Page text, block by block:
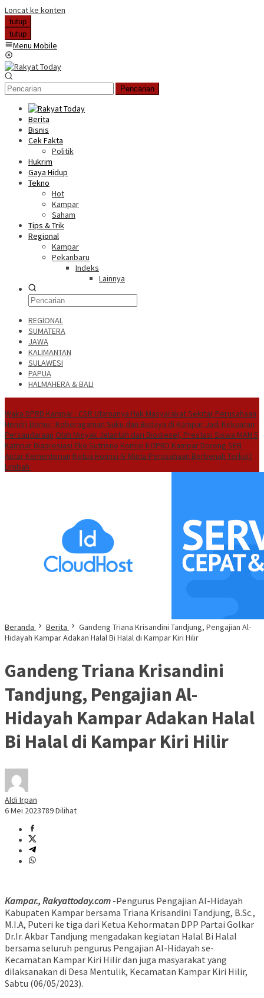
Loncat ke konten
tutup
tutup
Menu Mobile
Pencarian
Berita
Bisnis
Cek Fakta
Politik
Hukrim
Gaya Hidup
Tekno
Hot
Kampar
Saham
Tips & Trik
Regional
Kampar
Pekanbaru
Indeks
Lainnya
REGIONAL
SUMATERA
JAWA
KALIMANTAN
SULAWESI
PAPUA
HALMAHERA & BALI
Waka DPRD Kampar : CSR Utamanya Hak Masyarakat Sekitar Perusahaan
Hendri Domo : Keberagaman Suku dan Budaya di Kampar Jadi Kekuatan
Persaudaraan Olah Minyak Jelantah dari Biodiesel, Prestasi Siswa MAN 5
Kampar Diapresiasi Eko Sutrisno Komisi II DPRD Kampar Dorong SEB
Antar Kementerian Ketua Komisi IV Minta Perusahaan Berbenah Terkait
Limbah
Beranda Berita
Gandeng Triana Krisandini Tandjung, Pengajian Al-
Hidayah Kampar Adakan Halal Bi Halal di Kampar Kiri Hilir
Gandeng Triana Krisandini
Tandjung, Pengajian Al-
Hidayah Kampar Adakan Halal
Bi Halal di Kampar Kiri Hilir
Aldi Irpan
6 Mei 2023789 Dilihat
Kampar., Rakyattoday.com -Pengurus Pengajian Al-Hidayah
Kabupaten Kampar bersama Triana Krisandini Tandjung, B.Sc.,
M.I.A, Puteri ke tiga dari Ketua Kehormatan DPP Partai Golkar
Dr.Ir. Akbar Tandjung mengadakan kegiatan Halal Bi Halal
bersama seluruh pengurus Pengajian Al-Hidayah se-
Kecamatan Kampar Kiri Hilir dan juga masyarakat yang
dilaksanakan di Desa Mentulik, Kecamatan Kampar Kiri Hilir,
Sabtu (06/05/2023).